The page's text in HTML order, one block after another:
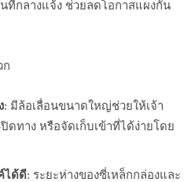
ที่กลางแจ้ง ช่วยลดโอกาสแผงกั้น
ก
: มีล้อเลื่อนขนาดใหญ่ช่วยให้เจ้า
ดทาง หรือจัดเก็บเข้าที่ได้ง่ายโดย
ได้ดี: ระยะห่างของซี่เหล็กกล่องและ